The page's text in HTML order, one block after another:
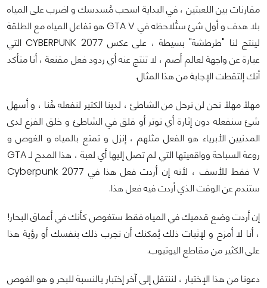
مقارنات بين اللعبتين ، في البداية اسحب مُسدسك و اضرب على المياه
بلا هدف و أول شئ ستُلاحظه في GTA V هو تفاعل المياه مع الطلقة
لينتج لنا "طرطشة" بسيطة ، على عكس CYBERPUNK 2077 التي
عبارة عن واجهة لعالم أصم ، لا تنتج عنه أي ردود فعل مقنعة ، أنا متأكد
أنك إلتقطت الإجابة من هذا المثال.
مهلاً مهلاً نحن لن نرحل من الشاطئ ، لدينا الكثير لنفعله هُنا ، و أسهل
شئ سنفعله دون إثارة أي توتر أو قلق في الشاطئ و خلق الفزع لدى
المدنيين الأبرياء هو الفعل مثلهم ، إنزل و تمتع بالمياه و الغوص و
روعة السباحة وواقعيتها التي لم تصل إليها أي لعبة ، هذا المدح لـ GTA
V فقط للأسف ، لأنه إن أردت فعل هذا في Cyberpunk 2077
ستندم عن الوقت الذي أردت فيه فعل هذا.
إن أردت وضع قدميك في المياه فقط ستغوص كأنك في أعماق البحار!
، أنا لا أمزح و لإثبات ذلك يُمكنك أن تجرب ذلك بنفسك أو رؤية هذا
على الكثير من مقاطع اليوتيوب.
دعونا من هذا الإختبار ، لننتقل إلى آخر إختبار بالنسبة للبحر و هو الغوص